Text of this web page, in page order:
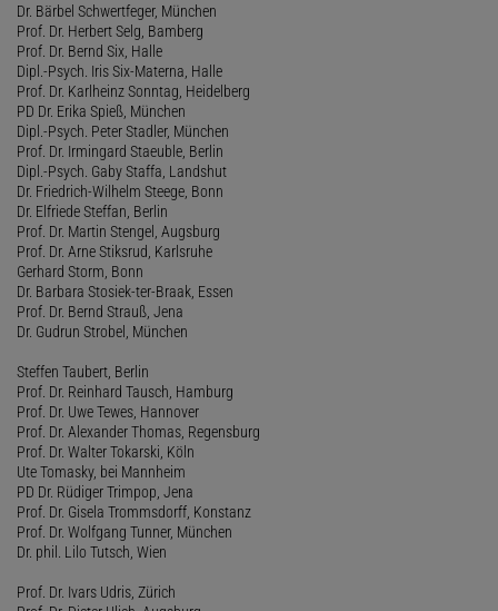
Dr. Bärbel Schwertfeger, München
Prof. Dr. Herbert Selg, Bamberg
Prof. Dr. Bernd Six, Halle
Dipl.-Psych. Iris Six-Materna, Halle
Prof. Dr. Karlheinz Sonntag, Heidelberg
PD Dr. Erika Spieß, München
Dipl.-Psych. Peter Stadler, München
Prof. Dr. Irmingard Staeuble, Berlin
Dipl.-Psych. Gaby Staffa, Landshut
Dr. Friedrich-Wilhelm Steege, Bonn
Dr. Elfriede Steffan, Berlin
Prof. Dr. Martin Stengel, Augsburg
Prof. Dr. Arne Stiksrud, Karlsruhe
Gerhard Storm, Bonn
Dr. Barbara Stosiek-ter-Braak, Essen
Prof. Dr. Bernd Strauß, Jena
Dr. Gudrun Strobel, München
Steffen Taubert, Berlin
Prof. Dr. Reinhard Tausch, Hamburg
Prof. Dr. Uwe Tewes, Hannover
Prof. Dr. Alexander Thomas, Regensburg
Prof. Dr. Walter Tokarski, Köln
Ute Tomasky, bei Mannheim
PD Dr. Rüdiger Trimpop, Jena
Prof. Dr. Gisela Trommsdorff, Konstanz
Prof. Dr. Wolfgang Tunner, München
Dr. phil. Lilo Tutsch, Wien
Prof. Dr. Ivars Udris, Zürich